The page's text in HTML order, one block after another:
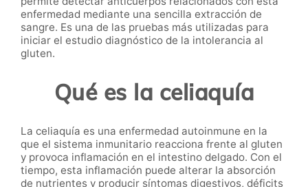
enfermedad mediante una sencilla extracción de
sangre. Es una de las pruebas más utilizadas para
iniciar el estudio diagnóstico de la intolerancia al
gluten.
Qué es la celiaquía
La celiaquía es una enfermedad autoinmune en la
que el sistema inmunitario reacciona frente al gluten
y provoca inflamación en el intestino delgado. Con el
tiempo, esta inflamación puede alterar la absorción
de nutrientes y producir síntomas digestivos, déficits